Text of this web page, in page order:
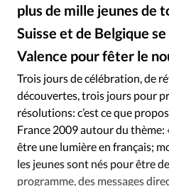
Se connecter
Édition: Internationale
Devise:
RUBRIQUES
Tous les articles
Actualité
Actualité internationale
Dossier
Eglises Foi
Opinions
Publireportage
plus de mille jeunes de
Suisse et de Belgique
Valence pour fêter le
Trois jours de célébration, de
découvertes, trois jours pour
résolutions: c’est ce que
France 2009 autour du thème:
être une lumière en français;
les jeunes sont nés pour être
programme, des messages